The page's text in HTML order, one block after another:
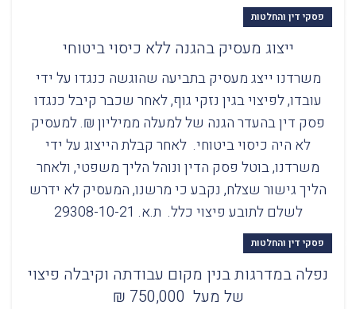
פסקי דין והחלטות
ייצוג מעסיק בהגנה ללא כיסוי ביטוחי
משרדנו ייצג מעסיק בתביעה שהוגשה כנגדו על ידי
עובדו, לפיצוי בגין נזקי גוף, לאחר שכבר קיבל כנגדו
פסק דין בהעדר הגנה של למעלה ממיליון ₪. למעסיק
לא היה כיסוי ביטוחי. לאחר קבלת הייצוג על ידי
משרדנו, בוטל פסק הדין ונוהל הליך משפטי, ולאחר
הליך גישור שצלח, נקבע כי מרשנו, המעסיק לא ידרש
לשלם לתובע פיצוי כלל. ת.א. 29308-10-21
פסקי דין והחלטות
נפלה במדרגות בנין מקום עבודתה וקיבלה פיצוי
של מעל 750,000 ₪